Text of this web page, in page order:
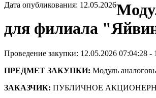
Дата опубликования: 12.05.2026
для филиала
Проведение закупки: 12.05.2026 07:04:28 -
ПРЕДМЕТ ЗАКУПКИ: Модуль
ЗАКАЗЧИК: ПУБЛИЧНОЕ